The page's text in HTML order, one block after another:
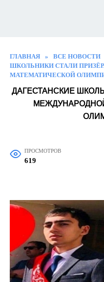
ГЛАВНАЯ » ВСЕ НОВОСТИ
ШКОЛЬНИКИ СТАЛИ
МАТЕМАТИЧЕСКОЙ
ДАГЕСТАНСКИЕ
ПРОСМОТРОВ
619